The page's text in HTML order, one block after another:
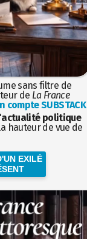
sans filtre de
de La France
compte SUBSTACK
actualité politique
hauteur de vue de
EXILÉ